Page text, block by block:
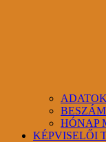
ADATOK
HÓNAP
KÉPVISELŐI